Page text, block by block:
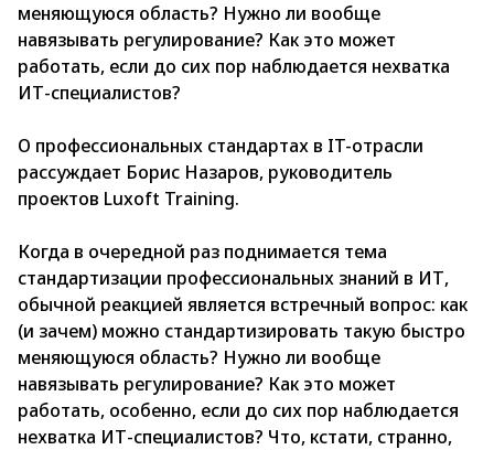
меняющуюся область? Нужно ли вообще
навязывать регулирование? Как это может
работать, если до сих пор наблюдается нехватка
ИТ-специалистов?
О профессиональных стандартах в IT-отрасли
рассуждает Борис Назаров, руководитель
проектов Luxoft Training.
Когда в очередной раз поднимается тема
стандартизации профессиональных знаний в ИТ,
обычной реакцией является встречный вопрос: как
(и зачем) можно стандартизировать такую быстро
меняющуюся область? Нужно ли вообще
навязывать регулирование? Как это может
работать, особенно, если до сих пор наблюдается
нехватка ИТ-специалистов? Что, кстати, странно,